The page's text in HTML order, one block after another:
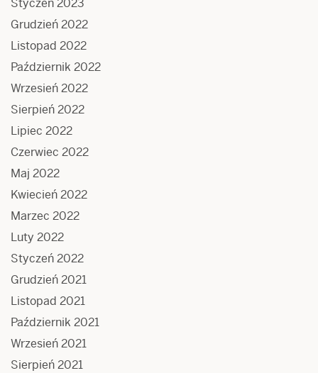
Grudzień 2022
Listopad 2022
Październik 2022
Wrzesień 2022
Sierpień 2022
Lipiec 2022
Czerwiec 2022
Maj 2022
Kwiecień 2022
Marzec 2022
Luty 2022
Styczeń 2022
Grudzień 2021
Listopad 2021
Październik 2021
Wrzesień 2021
Sierpień 2021